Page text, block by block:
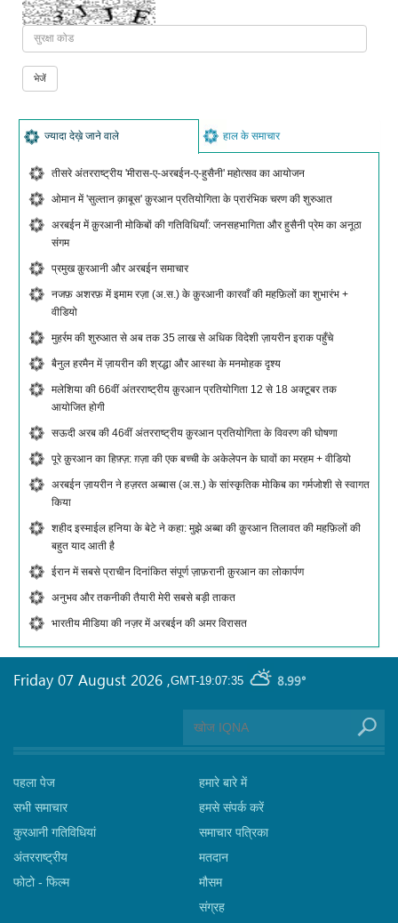
ज्यादा देख़े जाने वाले हाल के समाचार
तीसरे अंतरराष्ट्रीय 'मीरास-ए-अरबईन-ए-हुसैनी' महोत्सव का आयोजन
ओमान में 'सुल्तान क़ाबूस' क़ुरआन प्रतियोगिता के प्रारंभिक चरण की शुरुआत
अरबईन में क़ुरआनी मोकिबों की गतिविधियाँ: जनसहभागिता और हुसैनी प्रेम का अनूठा
संगम
प्रमुख क़ुरआनी और अरबईन समाचार
नजफ़ अशरफ़ में इमाम रज़ा (अ.स.) के क़ुरआनी कारवाँ की महफ़िलों का शुभारंभ +
वीडियो
मुहर्रम की शुरुआत से अब तक 35 लाख से अधिक विदेशी ज़ायरीन इराक पहुँचे
बैनुल हरमैन में ज़ायरीन की श्रद्धा और आस्था के मनमोहक दृश्य
मलेशिया की 66वीं अंतरराष्ट्रीय क़ुरआन प्रतियोगिता 12 से 18 अक्टूबर तक
आयोजित होगी
सऊदी अरब की 46वीं अंतरराष्ट्रीय क़ुरआन प्रतियोगिता के विवरण की घोषणा
पूरे क़ुरआन का हिफ़्ज़: ग़ज़ा की एक बच्ची के अकेलेपन के घावों का मरहम + वीडियो
अरबईन ज़ायरीन ने हज़रत अब्बास (अ.स.) के सांस्कृतिक मोकिब का गर्मजोशी से स्वागत
किया
शहीद इस्माईल हनिया के बेटे ने कहा: मुझे अब्बा की क़ुरआन तिलावत की महफ़िलों की
बहुत याद आती है
ईरान में सबसे प्राचीन दिनांकित संपूर्ण ज़ाफ़रानी क़ुरआन का लोकार्पण
अनुभव और तकनीकी तैयारी मेरी सबसे बड़ी ताकत
भारतीय मीडिया की नज़र में अरबईन की अमर विरासत
GMT-19:07:35 8.99°
Friday 07 August 2026 ,
पहला पेज
सभी समाचार
कुरआनी गतिविधियां
अंतरराष्ट्रीय
फोटो - फिल्म
हमारे बारे में
हमसे संपर्क करें
समाचार पत्रिका
मतदान
मौसम
संग्रह